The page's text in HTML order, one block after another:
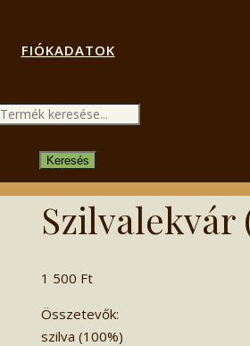
FIÓKADATOK
PRODUCTS
SEARCHKeresés
Szilvalekvár
1 500 Ft
Összetevők:
szilva (100%)